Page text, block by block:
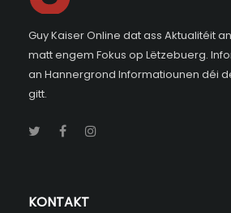
Guy Kaiser Online dat ass Aktualitéit
matt engem Fokus op Lëtzebuerg.
an Hannergrond Informatiounen déi
gitt.
KONTAKT